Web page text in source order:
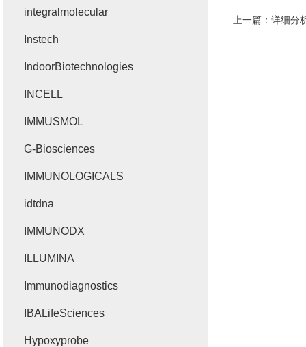
上一篇： 详细分
integralmolecular
Instech
IndoorBiotechnologies
INCELL
IMMUSMOL
G-Biosciences
IMMUNOLOGICALS
idtdna
IMMUNODX
ILLUMINA
Immunodiagnostics
IBALifeSciences
Hypoxyprobe